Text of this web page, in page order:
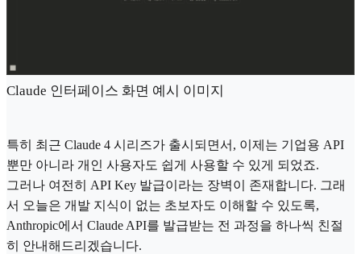
Claude 인터페이스 화면 예시 이미지
특히 최근 Claude 4 시리즈가 출시되면서, 이제는 기업용 API
뿐만 아니라 개인 사용자도 쉽게 사용할 수 있게 되었죠.
그러나 여전히 API Key 발급이라는 장벽이 존재합니다. 그래
서 오늘은 개발 지식이 없는 초보자도 이해할 수 있도록,
Anthropic에서 Claude API를 발급받는 전 과정을 하나씩 친절
히 안내해드리겠습니다.